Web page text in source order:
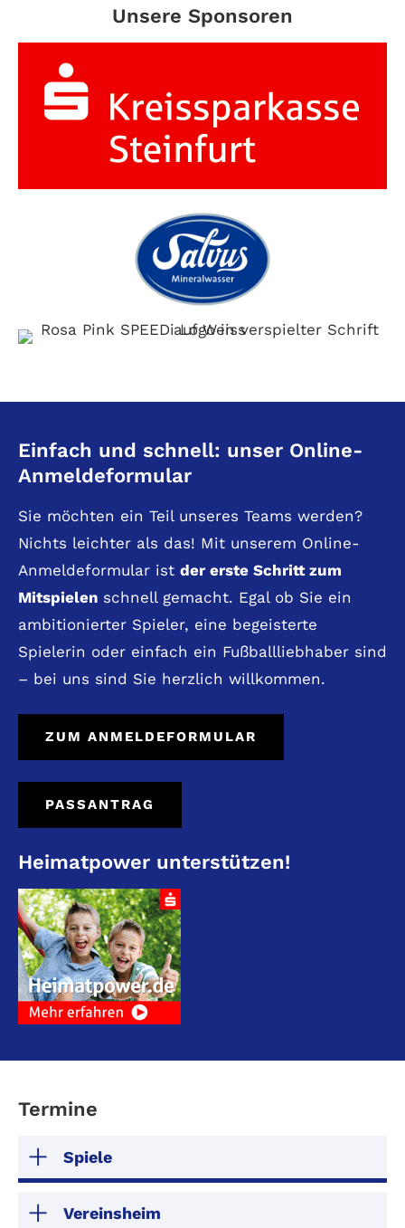
Unsere Sponsoren
Einfach und schnell: unser Online-
Anmeldeformular
Sie möchten ein Teil unseres Teams werden?
Nichts leichter als das! Mit unserem Online-
Anmeldeformular ist der erste Schritt zum
Mitspielen schnell gemacht. Egal ob Sie ein
ambitionierter Spieler, eine begeisterte
Spielerin oder einfach ein Fußballliebhaber sind
– bei uns sind Sie herzlich willkommen.
ZUM ANMELDEFORMULAR
PASSANTRAG
Heimatpower unterstützen!
Termine
Spiele
Vereinsheim